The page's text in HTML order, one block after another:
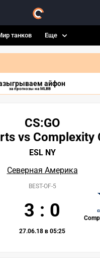
танков Еще
айфон
за прогнозы на MLBB
CS:GO
vs Complexity
ESL NY
Северная Америка
BEST-OF-5
3 : 0
27.06.18 в 05:25